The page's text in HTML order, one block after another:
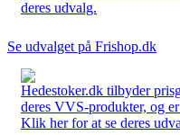
deres udvalg.
Se udvalget på Frishop.dk
Hedestoker.dk tilbyder
deres VVS-produkter, og
Klik her for at se deres